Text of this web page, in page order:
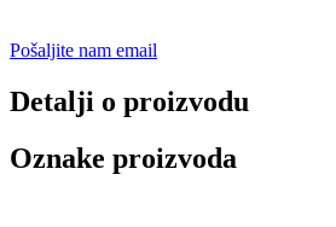
Pošaljite nam email
Detalji o proizvodu
Oznake proizvoda